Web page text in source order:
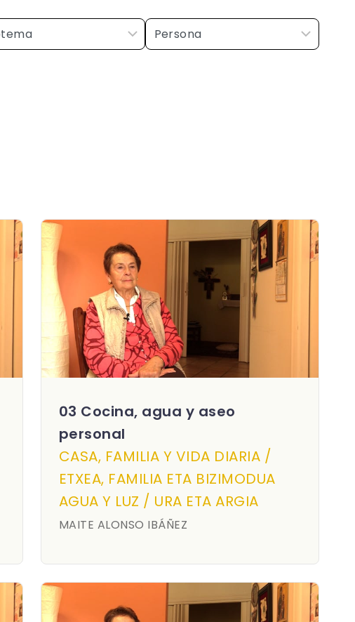
03 Cocina, agua y aseo
personal
CASA, FAMILIA Y VIDA DIARIA /
ETXEA, FAMILIA ETA BIZIMODUA
AGUA Y LUZ / URA ETA ARGIA
MAITE ALONSO IBÁÑEZ